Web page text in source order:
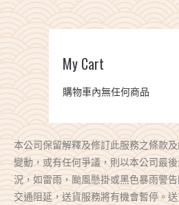
My Cart
購物車內無任何商品
本公司保留解釋及修訂此服務之條款
變動，或有任何爭議，則以本公司最
況，如雷雨，颱風懸掛或黑色暴雨警
交通阻延，送貨服務將有機會暫停。